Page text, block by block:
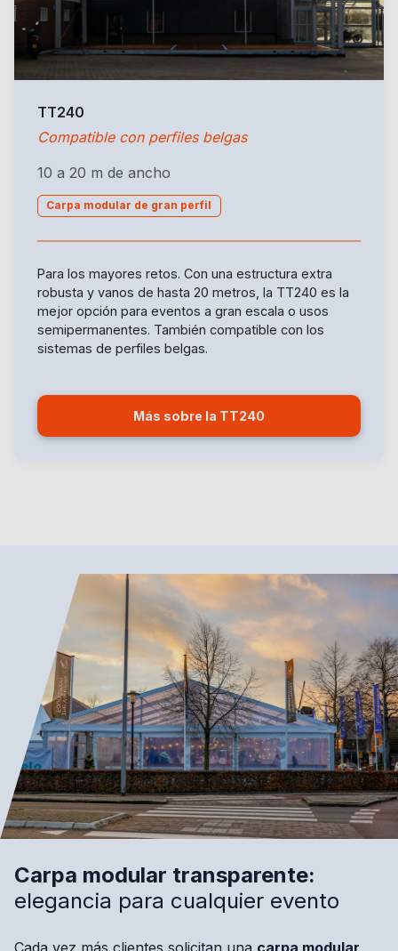
TT240
Compatible con perfiles belgas
10 a 20 m de ancho
Carpa modular de gran perfil
Para los mayores retos. Con una estructura extra
robusta y vanos de hasta 20 metros, la TT240 es la
mejor opción para eventos a gran escala o usos
semipermanentes. También compatible con los
sistemas de perfiles belgas.
Más sobre la TT240
Carpa modular transparente:
elegancia para cualquier evento
Cada vez más clientes solicitan una carpa modular